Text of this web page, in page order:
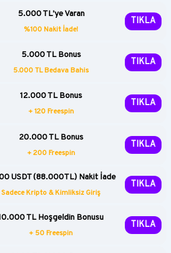
5.000 TL'ye Varan
%100 Nakit İade!
TIKLA
5.000 TL Bonus
5.000 TL Bedava Bahis
TIKLA
12.000 TL Bonus
+ 120 Freespin
TIKLA
20.000 TL Bonus
+ 200 Freespin
TIKLA
USDT (88.000TL) Nakit İade
Sadece Kripto & Kimliksiz Giriş
TIKLA
TL Hoşgeldin Bonusu
+ 50 Freespin
TIKLA